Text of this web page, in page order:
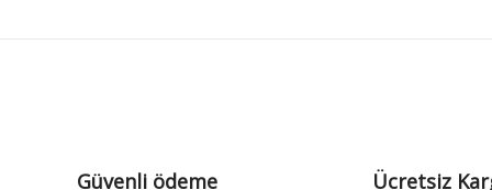
Güvenli ödeme Ücretsiz